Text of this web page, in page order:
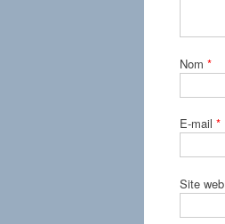
Nom *
E-mail *
Site web